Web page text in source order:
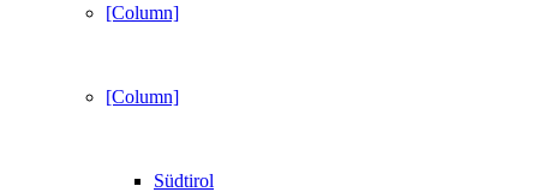
[Column]
[Column]
Südtirol